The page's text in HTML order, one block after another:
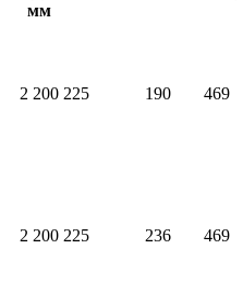
мм
2 200 225 190 469
2 200 225 236 469